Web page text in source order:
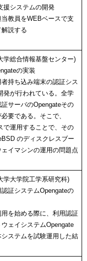
援システムの開発
教員をWEBベースで支
説する
学総合情報基盤センター)
の実装
持ち込み端末の認証シス
発が行われている。全学
サーバのOpengateその
要である。そこで、
で運用することで、その
のディスクレスブー
イマシンの運用の問題点
学大学院工学系研究科)
証システムOpengateの
を始める際に、利用認証
ェイシステムOpengate
ステムを試験運用した結